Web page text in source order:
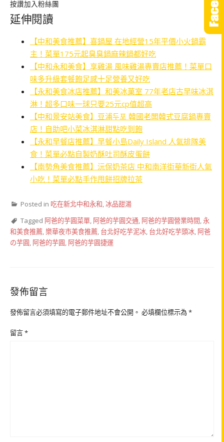
按讚加入粉絲團
延伸閱讀
【中和美食推薦】喜鍋屋 在地經營15年平價小火鍋霸
主！菜單175元起臭臭鍋麻辣鍋都好吃
【中和永和美食】享雞湯 風味雞湯專賣店推薦！菜單口
味多升級套餐飽足感十足營養又好吃
【永和美食冰店推薦】和美冰菓室 77年老店古早味冰淇
淋！超多口味一球只要25元cp值超高
【中和景安站美食】豆浦두포 韓國老闆韓式豆腐鍋專賣
店！自助吧小菜冰淇淋甜點吃到飽
【永和早餐店推薦】早餐小島Daily Island 人氣排隊美
食！菜單必點自製奶酥吐司酥皮蛋餅
【南勢角美食推薦】沅保奶茶店 中和南洋街華新街人氣
小吃！菜單必點手作甩餅招牌拉茶
Posted in 吃在新北中和永和,冰品甜湯
Tagged 阿爸的芋圓菜單, 阿爸的芋圓交通, 阿爸的芋圓營業時間,永
和美食推薦,樂華夜市美食推薦, 台北好吃芋泥冰, 台北好吃芋頭冰, 阿爸
の芋圓, 阿爸的芋圓, 阿爸的芋圓捷運
發佈留言
發佈留言必須填寫的電子郵件地址不會公開。 必填欄位標示為*
留言*